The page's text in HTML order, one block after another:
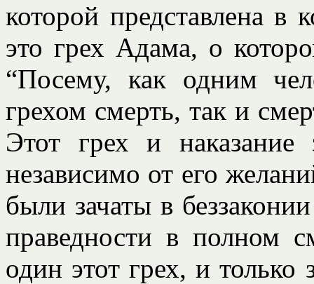
которой представлена в
это грех Адама, о
“Посему, как одним
грехом смерть, так и
Этот грех и
независимо от его
были зачаты в
праведности в полном
один этот грех, и только